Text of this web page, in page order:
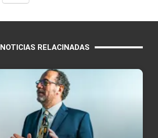
NOTICIAS RELACINADAS